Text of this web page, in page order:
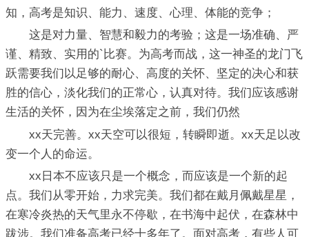
知，高考是知识、能力、速度、心理、体能的竞争；
这是对力量、智慧和毅力的考验；这是一场准确、严
谨、精致、实用的`比赛。为高考而战，这一神圣的龙门飞
跃需要我们以足够的耐心、高度的关怀、坚定的决心和获
胜的信心，淡化我们的正常心，认真对待。我们应该感谢
生活的关怀，因为在尘埃落定之前，我们仍然
xx天完善。xx天空可以很短，转瞬即逝。xx天足以改
变一个人的命运。
xx日本不应该只是一个概念，而应该是一个新的起
点。我们从零开始，力求完美。我们都在戴月佩戴星星，
在寒冷炎热的天气里永不停歇，在书海中起伏，在森林中
跋涉。我们准备高考已经十多年了。面对高考，有些人可